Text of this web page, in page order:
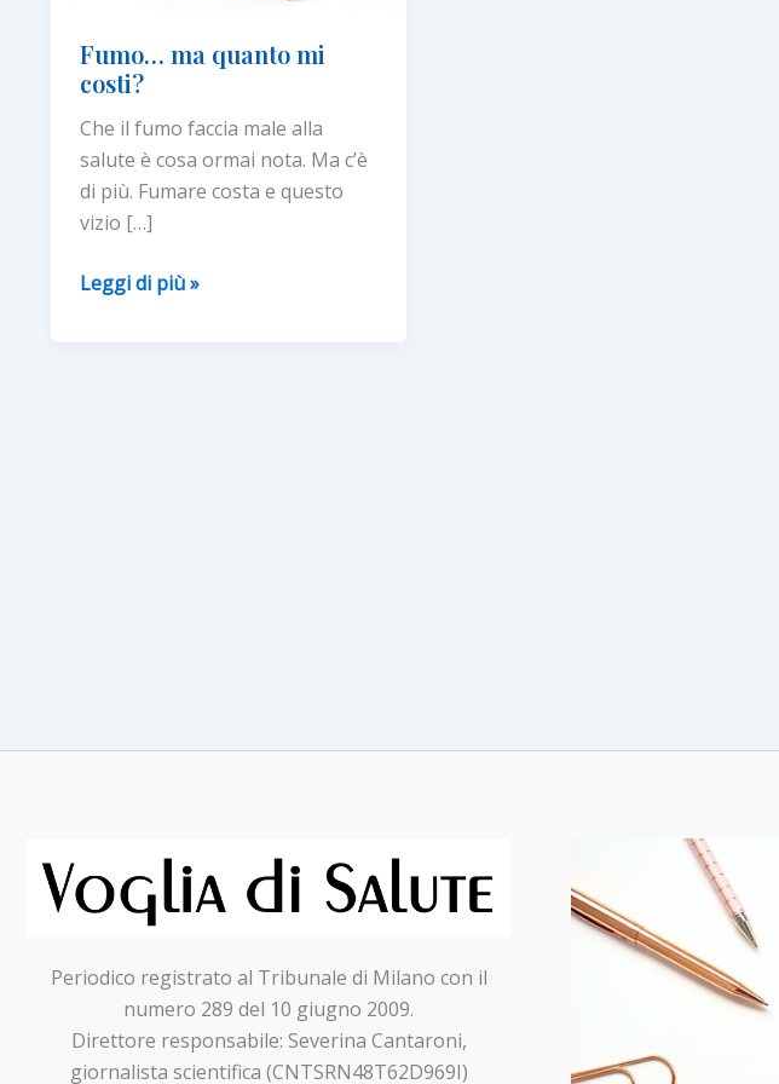
Fumo… ma quanto mi
costi?
Che il fumo faccia male alla
salute è cosa ormai nota. Ma c’è
di più. Fumare costa e questo
vizio […]
Fumo…
Leggi di più »
Periodico registrato al Tribunale di Milano con il
numero 289 del 10 giugno 2009.
Direttore responsabile: Severina Cantaroni,
giornalista scientifica (CNTSRN48T62D969I)